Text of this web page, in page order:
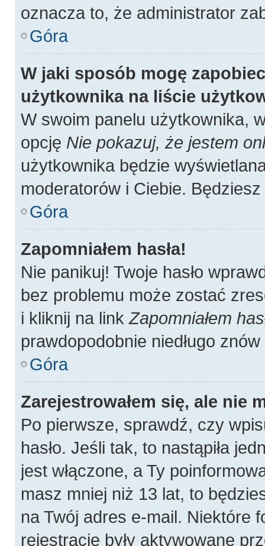
oznacza to, że administrator
Góra
W jaki sposób mogę
użytkownika na liście
W swoim panelu użytkownika,
opcję Nie pokazuj, że jestem
użytkownika będzie
moderatorów i Ciebie.
Góra
Zapomniałem hasła!
Nie panikuj! Twoje hasło
bez problemu może zostać
i kliknij na linkZapomniałem
prawdopodobnie niedługo
Góra
Zarejestrowałem się, ale nie
Po pierwsze, sprawdź, czy
hasło. Jeśli tak, to nastąpiła
jest włączone, a Ty
masz mniej niż 13 lat, to
na Twój adres e-mail. Niektóre
rejestracje były aktywowane